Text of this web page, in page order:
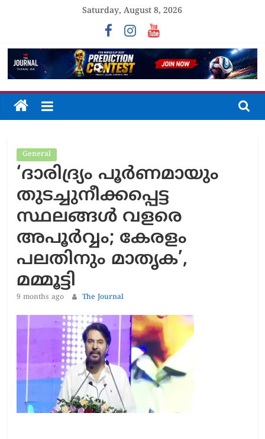
Saturday, August 8, 2026
The
Unfolding
The
General
‘ദാരിദ്ര്യം പൂർണമായും
തുടച്ചുനീക്കപ്പെട്ട
സ്ഥലങ്ങൾ വളരെ
അപൂർവ്വം; കേരളം
പലതിനും മാതൃക’,
മമ്മൂട്ടി
9 months ago The Journal